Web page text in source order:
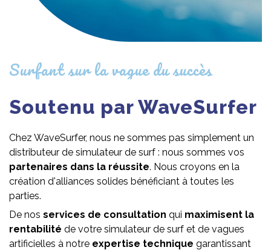
Surfant sur la vague du succès
Soutenu par WaveSurfer
Chez WaveSurfer, nous ne sommes pas simplement un
distributeur de simulateur de surf : nous sommes vos
partenaires dans la réussite. Nous croyons en la
création d'alliances solides bénéficiant à toutes les
parties.
De nos services de consultation qui maximisent la
rentabilité de votre simulateur de surf et de vagues
artificielles à notre expertise technique garantissant